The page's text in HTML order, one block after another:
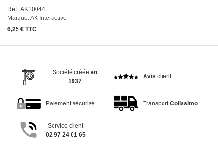
Ref : AK10044
Marque: AK Interactive
6,25 € TTC
Société créée en
1937
Avis client
Paiement sécurisé TransportColissimo
Service client
02 97 24 01 65